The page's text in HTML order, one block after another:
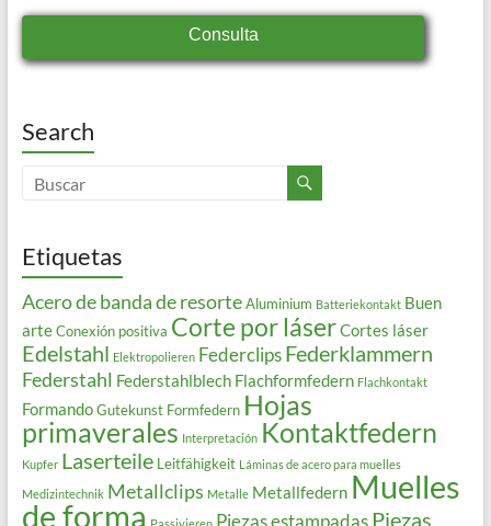
Consulta
Search
Etiquetas
Acero de banda de resorte Aluminium Batteriekontakt Buen
arte Conexión positiva Corte por láserCortes láser
Edelstahl Elektropolieren Federclips Federklammern
Federstahl Federstahlblech Flachformfedern Flachkontakt
Formando Gutekunst Formfedern Hojas
primaverales Interpretación Kontaktfedern
Kupfer Laserteile Leitfähigkeit Láminas de acero para muelles
Medizintechnik Metallclips Metalle Metallfedern Muelles
de forma Piezas estampadas Piezas